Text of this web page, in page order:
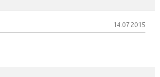
14.07.2015